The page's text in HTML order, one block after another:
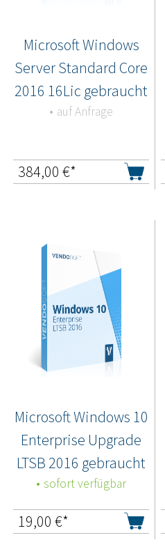
Microsoft Windows
Server Standard Core
2016 16Lic gebraucht
auf Anfrage
384,00 €*
Microsoft Windows 10
Enterprise Upgrade
LTSB 2016 gebraucht
sofort verfügbar
19,00 €*